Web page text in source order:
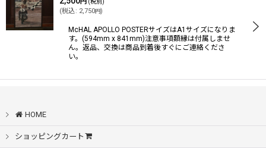
(税込: 2,750円)
McHAL APOLLO POSTERサイズはA1サイズになりま
す。(594mm x 841mm)注意事項額縁は付属しませ
ん。返品、交換は商品到着後すぐにご連絡くださ
い。
HOME
ショッピングカート